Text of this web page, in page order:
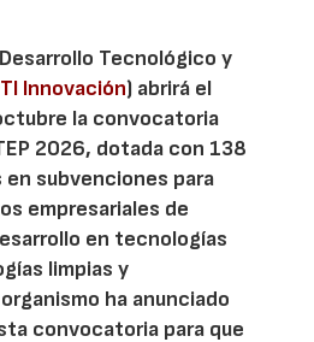
Tecnológico y
Innovación) abrirá el
la convocatoria
2026, dotada con 138
en subvenciones para
empresariales de
en tecnologías
limpias y
ha anunciado
convocatoria para que